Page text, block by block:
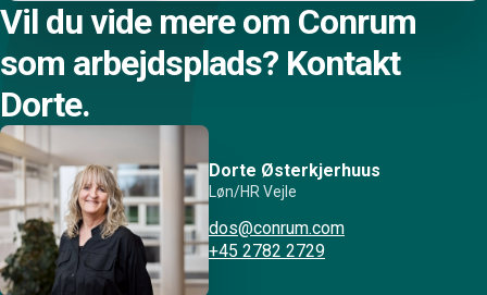
Vil du vide mere om Conrum
som arbejdsplads? Kontakt
Dorte.
Dorte Østerkjerhuus
Løn/HR Vejle
dos@conrum.com
+45 2782 2729